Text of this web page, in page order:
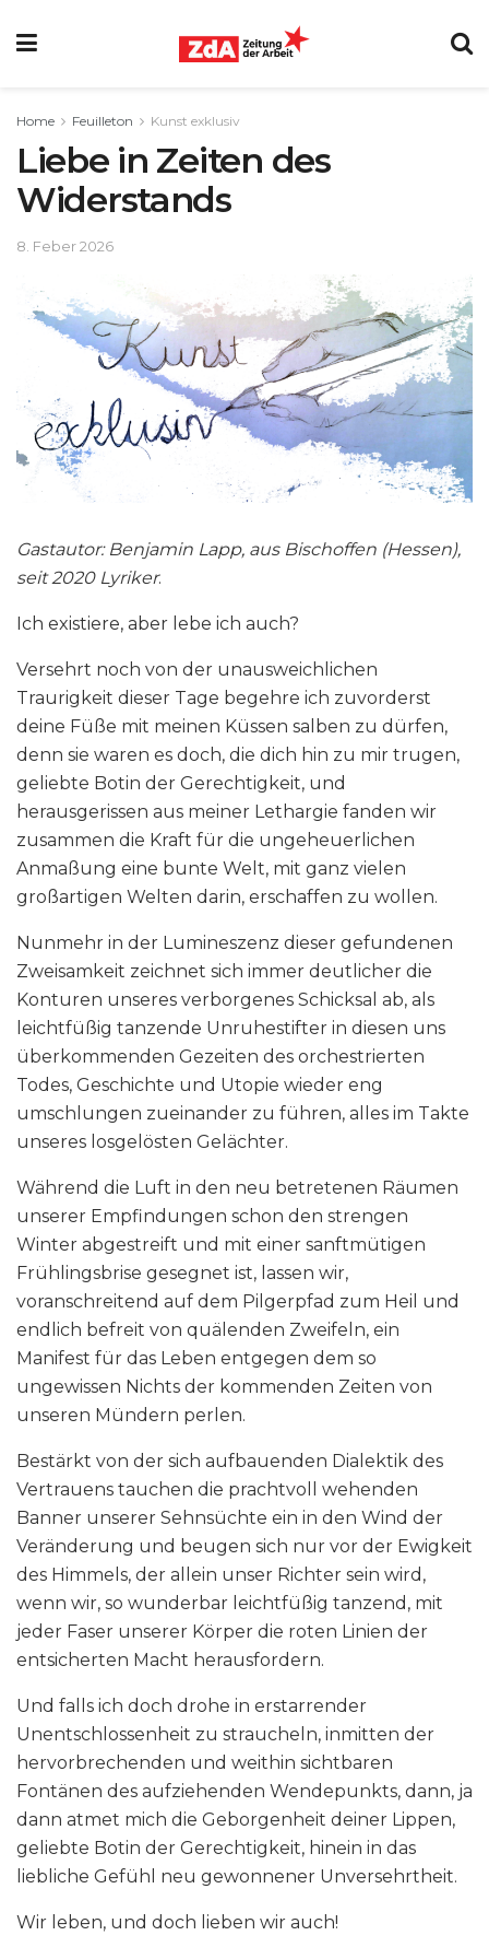
Home Feuilleton Kunst exklusiv
Liebe in Zeiten des
Widerstands
8. Feber 2026
Gastautor: Benjamin Lapp, aus Bischoffen (Hessen),
seit 2020 Lyriker.
Ich existiere, aber lebe ich auch?
Versehrt noch von der unausweichlichen
Traurigkeit dieser Tage begehre ich zuvorderst
deine Füße mit meinen Küssen salben zu dürfen,
denn sie waren es doch, die dich hin zu mir trugen,
geliebte Botin der Gerechtigkeit, und
herausgerissen aus meiner Lethargie fanden wir
zusammen die Kraft für die ungeheuerlichen
Anmaßung eine bunte Welt, mit ganz vielen
großartigen Welten darin, erschaffen zu wollen.
Nunmehr in der Lumineszenz dieser gefundenen
Zweisamkeit zeichnet sich immer deutlicher die
Konturen unseres verborgenes Schicksal ab, als
leichtfüßig tanzende Unruhestifter in diesen uns
überkommenden Gezeiten des orchestrierten
Todes, Geschichte und Utopie wieder eng
umschlungen zueinander zu führen, alles im Takte
unseres losgelösten Gelächter.
Während die Luft in den neu betretenen Räumen
unserer Empfindungen schon den strengen
Winter abgestreift und mit einer sanftmütigen
Frühlingsbrise gesegnet ist, lassen wir,
voranschreitend auf dem Pilgerpfad zum Heil und
endlich befreit von quälenden Zweifeln, ein
Manifest für das Leben entgegen dem so
ungewissen Nichts der kommenden Zeiten von
unseren Mündern perlen.
Bestärkt von der sich aufbauenden Dialektik des
Vertrauens tauchen die prachtvoll wehenden
Banner unserer Sehnsüchte ein in den Wind der
Veränderung und beugen sich nur vor der Ewigkeit
des Himmels, der allein unser Richter sein wird,
wenn wir, so wunderbar leichtfüßig tanzend, mit
jeder Faser unserer Körper die roten Linien der
entsicherten Macht herausfordern.
Und falls ich doch drohe in erstarrender
Unentschlossenheit zu straucheln, inmitten der
hervorbrechenden und weithin sichtbaren
Fontänen des aufziehenden Wendepunkts, dann, ja
dann atmet mich die Geborgenheit deiner Lippen,
geliebte Botin der Gerechtigkeit, hinein in das
liebliche Gefühl neu gewonnener Unversehrtheit.
Wir leben, und doch lieben wir auch!